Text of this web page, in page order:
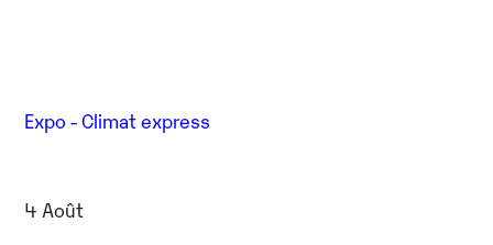
Expo - Climat express
4 Août